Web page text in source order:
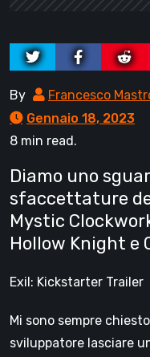
By
Francesco
Gennaio 18, 2023
8 min read.
Diamo uno
sfaccettature
Mystic
Hollow Knight e
Exil: Kickstarter Trailer
Mi sono sempre
sviluppatore lasciare